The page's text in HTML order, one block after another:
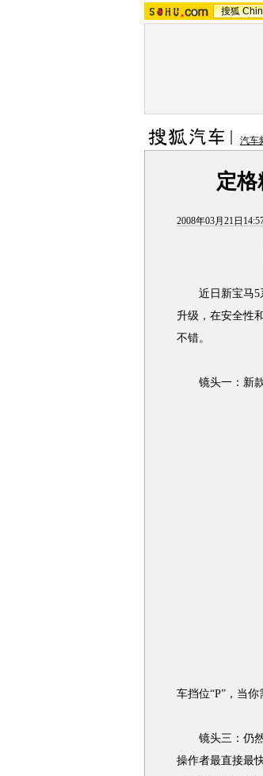
搜狐
汽车
定
2008年03月21日
近日新宝马5系
升级，在安全性
不错。
镜头一：新款5
车挡位“P”，当
镜头三：仍然
操作者最直接最